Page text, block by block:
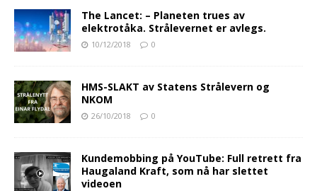
The Lancet: – Planeten trues av
elektrotåka. Strålevernet er avlegs.
10/12/2018 0
HMS-SLAKT av Statens Strålevern og
NKOM
26/10/2018 0
Kundemobbing på YouTube: Full retrett fra
Haugaland Kraft, som nå har slettet
videoen